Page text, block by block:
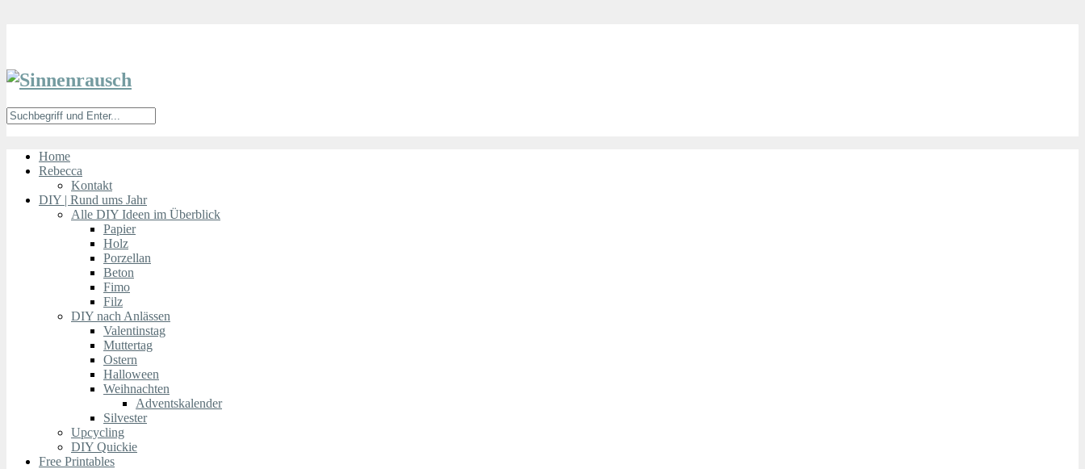
Home
Rebecca
Kontakt
DIY | Rund ums Jahr
Alle DIY Ideen im Überblick
Papier
Holz
Porzellan
Beton
Fimo
Filz
DIY nach Anlässen
Valentinstag
Muttertag
Ostern
Halloween
Weihnachten
Adventskalender
Silvester
Upcycling
DIY Quickie
Free Printables